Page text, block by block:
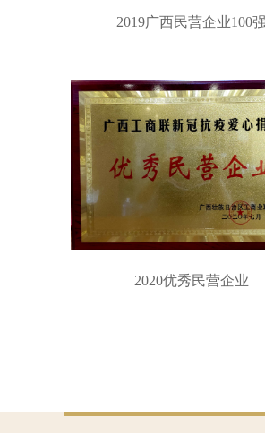
2019广西民营企业100强
2020优秀民营企业